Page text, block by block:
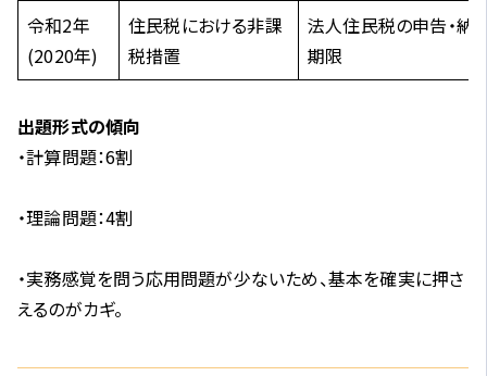
令和2年
(2020年)
住民税における非課
税措置
法人住民税の申告・納
期限
出題形式の傾向
・計算問題：6割
・理論問題：4割
・実務感覚を問う応用問題が少ないため、基本を確実に押さ
えるのがカギ。